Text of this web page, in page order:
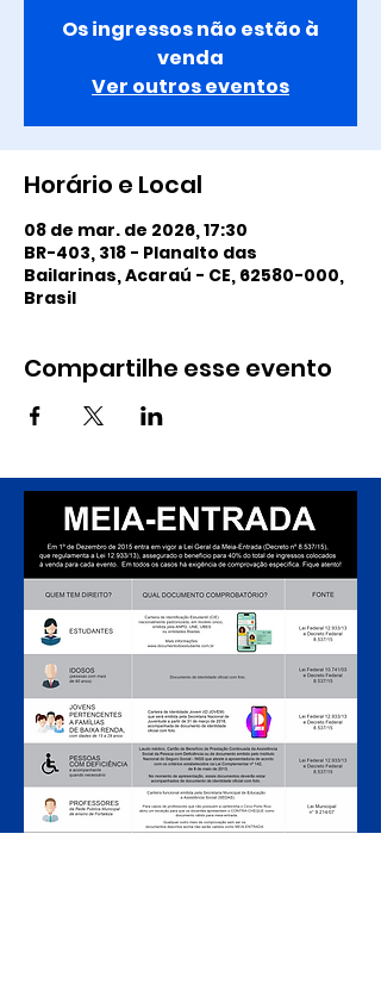
Os ingressos não estão à
venda
Ver outros eventos
Horário e Local
08 de mar. de 2026, 17:30
BR-403, 318 - Planalto das
Bailarinas, Acaraú - CE, 62580-000,
Brasil
Compartilhe esse evento